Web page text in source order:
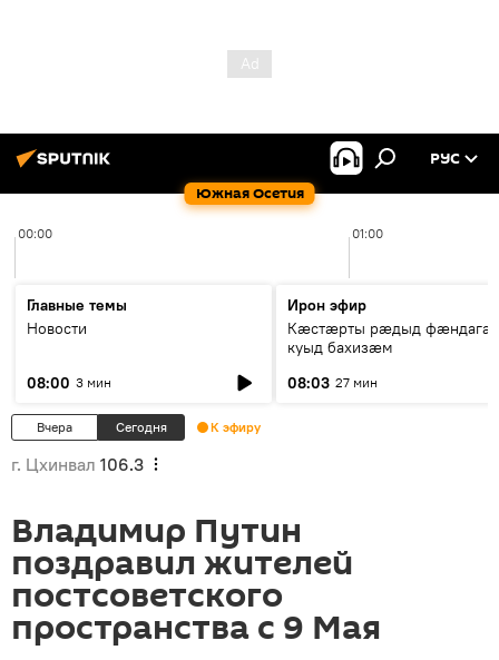
Южная Осетия
РУС
00:00 01:00
Главные темы
Новости
08:00 3 мин
Ирон эфир
Кæстæрты рæдыд
куыд бахизæм
08:03 27 мин
Вчера Сегодня К эфиру
г. Цхинвал 106.3
Владимир Путин
поздравил жителей
постсоветского
пространства с 9 Мая